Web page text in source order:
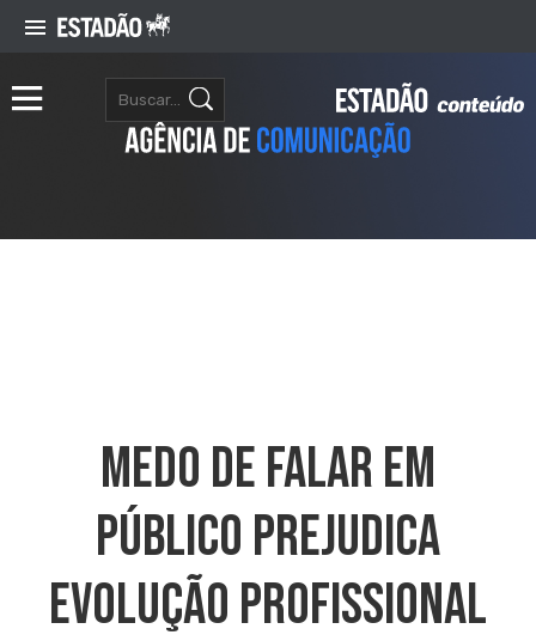
Medo De Falar Em
Público Prejudica
Evolução Profissional